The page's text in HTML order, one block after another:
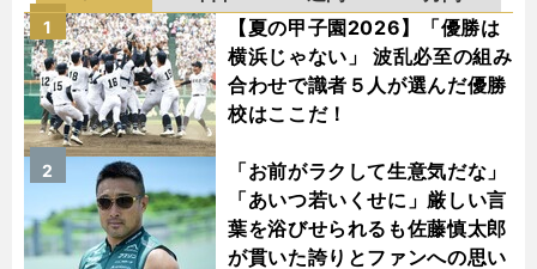
【夏の甲子園2026】「優勝は
横浜じゃない」 波乱必至の組み
合わせで識者５人が選んだ優勝
校はここだ！
1
「お前がラクして生意気だな」
「あいつ若いくせに」厳しい言
葉を浴びせられるも佐藤慎太郎
が貫いた誇りとファンへの思い
2